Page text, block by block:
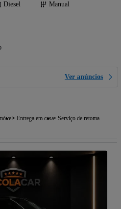
Diesel
Manual
Ver anúncios
Entrega em casa Serviço de retoma